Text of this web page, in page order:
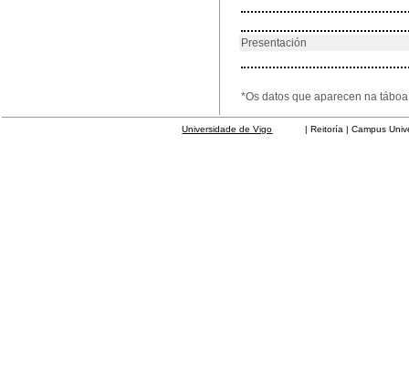
Presentación
*Os datos que aparecen na
Universidade de Vigo | Reitoría | Campus